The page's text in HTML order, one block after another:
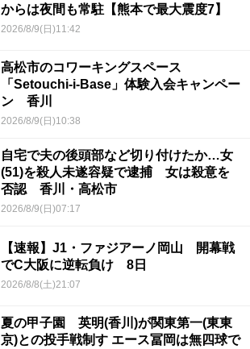
からは夜間も常駐【熊本で最大震度7】
2026/8/9(日)11:42
高松市のコワーキングスペース
「Setouchi-i-Base」体験入会キャンペー
ン 香川
2026/8/9(日)10:38
自宅で夫の後頭部など切り付けたか…女
(51)を殺人未遂容疑で逮捕 女は殺意を
否認 香川・高松市
2026/8/9(日)07:17
【速報】J1・ファジアーノ岡山 開幕戦
でC大阪に逆転負け 8日
2026/8/8(土)21:07
夏の甲子園 英明(香川)が関東第一(東東
京)との投手戦制す エース冨岡は無四球で